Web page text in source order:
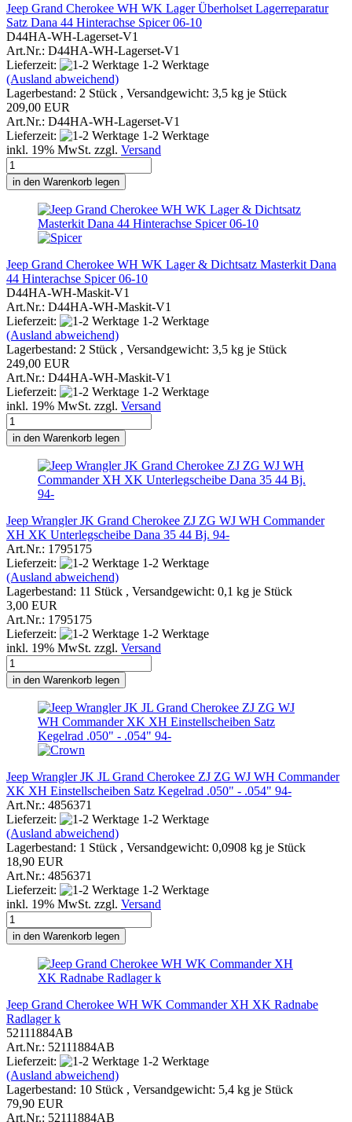
Jeep Grand Cherokee WH WK Lager Überholset Lagerreparatur
Satz Dana 44 Hinterachse Spicer 06-10
D44HA-WH-Lagerset-V1
Art.Nr.: D44HA-WH-Lagerset-V1
Lieferzeit:
1-2 Werktage
(Ausland abweichend)
Lagerbestand: 2 Stück , Versandgewicht: 3,5 kg je Stück
209,00 EUR
Art.Nr.: D44HA-WH-Lagerset-V1
Lieferzeit:
1-2 Werktage
inkl. 19% MwSt. zzgl. Versand
in den Warenkorb legen
Jeep Grand Cherokee WH WK Lager & Dichtsatz Masterkit Dana
44 Hinterachse Spicer 06-10
D44HA-WH-Maskit-V1
Art.Nr.: D44HA-WH-Maskit-V1
Lieferzeit:
1-2 Werktage
(Ausland abweichend)
Lagerbestand: 2 Stück , Versandgewicht: 3,5 kg je Stück
249,00 EUR
Art.Nr.: D44HA-WH-Maskit-V1
Lieferzeit:
1-2 Werktage
inkl. 19% MwSt. zzgl. Versand
in den Warenkorb legen
Jeep Wrangler JK Grand Cherokee ZJ ZG WJ WH Commander
XH XK Unterlegscheibe Dana 35 44 Bj. 94-
Art.Nr.: 1795175
Lieferzeit:
1-2 Werktage
(Ausland abweichend)
Lagerbestand: 11 Stück , Versandgewicht: 0,1 kg je Stück
3,00 EUR
Art.Nr.: 1795175
Lieferzeit:
1-2 Werktage
inkl. 19% MwSt. zzgl. Versand
in den Warenkorb legen
Jeep Wrangler JK JL Grand Cherokee ZJ ZG WJ WH Commander
XK XH Einstellscheiben Satz Kegelrad .050" - .054" 94-
Art.Nr.: 4856371
Lieferzeit:
1-2 Werktage
(Ausland abweichend)
Lagerbestand: 1 Stück , Versandgewicht: 0,0908 kg je Stück
18,90 EUR
Art.Nr.: 4856371
Lieferzeit:
1-2 Werktage
inkl. 19% MwSt. zzgl. Versand
in den Warenkorb legen
Jeep Grand Cherokee WH WK Commander XH XK Radnabe
Radlager k
52111884AB
Art.Nr.: 52111884AB
Lieferzeit:
1-2 Werktage
(Ausland abweichend)
Lagerbestand: 10 Stück , Versandgewicht: 5,4 kg je Stück
79,90 EUR
Art.Nr.: 52111884AB